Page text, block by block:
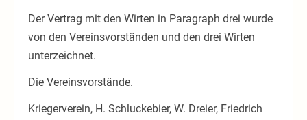
Der Vertrag mit den Wirten in Paragraph drei wurde
von den Vereinsvorständen und den drei Wirten
unterzeichnet.
Die Vereinsvorstände.
Kriegerverein, H. Schluckebier, W. Dreier, Friedrich